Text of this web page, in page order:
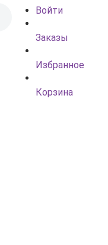
Войти
Заказы
Избранное
Корзина